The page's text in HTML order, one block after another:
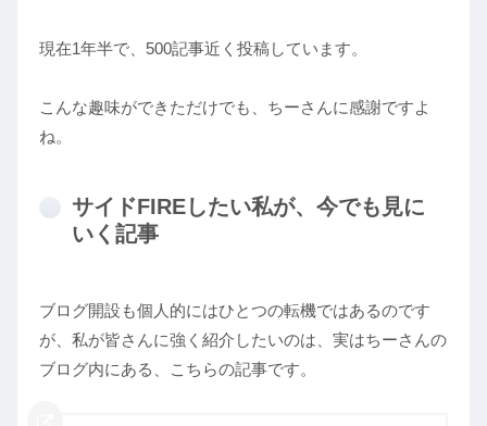
現在1年半で、500記事近く投稿しています。
こんな趣味ができただけでも、ちーさんに感謝ですよ
ね。
サイドFIREしたい私が、今でも見に
いく記事
ブログ開設も個人的にはひとつの転機ではあるのです
が、私が皆さんに強く紹介したいのは、実はちーさんの
ブログ内にある、こちらの記事です。